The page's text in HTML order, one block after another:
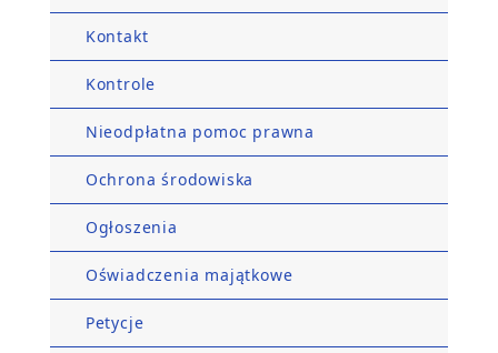
Kontakt
Kontrole
Nieodpłatna pomoc prawna
Ochrona środowiska
Ogłoszenia
Oświadczenia majątkowe
Petycje